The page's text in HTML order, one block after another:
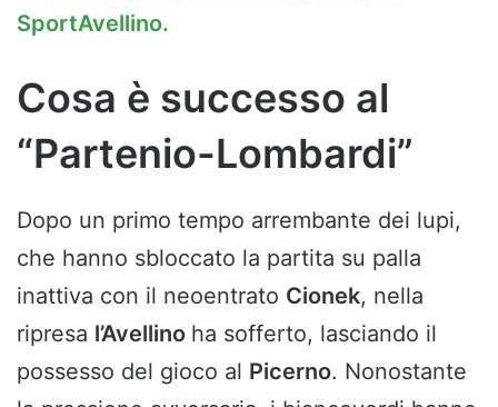
SportAvellino.
Cosa è successo al
“Partenio-Lombardi”
Dopo un primo tempo arrembante dei lupi,
che hanno sbloccato la partita su palla
inattiva con il neoentrato Cionek, nella
ripresa l’Avellino ha sofferto, lasciando il
possesso del gioco al Picerno. Nonostante